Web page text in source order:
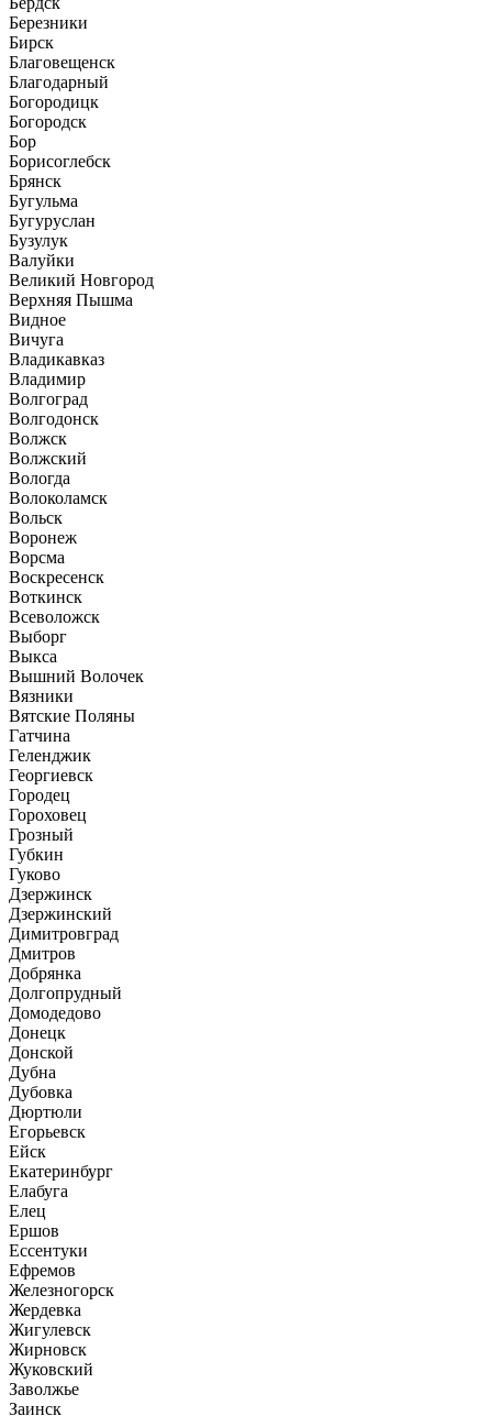
Березники
Бирск
Благовещенск
Благодарный
Богородицк
Богородск
Бор
Борисоглебск
Брянск
Бугульма
Бугуруслан
Бузулук
Валуйки
Великий Новгород
Верхняя Пышма
Видное
Вичуга
Владикавказ
Владимир
Волгоград
Волгодонск
Волжск
Волжский
Вологда
Волоколамск
Вольск
Воронеж
Ворсма
Воскресенск
Воткинск
Всеволожск
Выборг
Выкса
Вышний Волочек
Вязники
Вятские Поляны
Гатчина
Геленджик
Георгиевск
Городец
Гороховец
Грозный
Губкин
Гуково
Дзержинск
Дзержинский
Димитровград
Дмитров
Добрянка
Долгопрудный
Домодедово
Донецк
Донской
Дубна
Дубовка
Дюртюли
Егорьевск
Ейск
Екатеринбург
Елабуга
Елец
Ершов
Ессентуки
Ефремов
Железногорск
Жердевка
Жигулевск
Жирновск
Жуковский
Заволжье
Заинск